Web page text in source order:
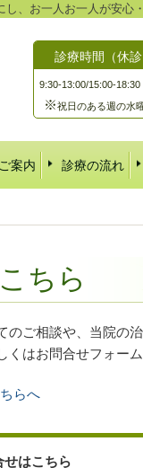
、お一人お一人が安心
診療時間（休診
9:30-13:00/15:00-
※祝日のある週の水
案内 診療の流れ
ちら
のご相談や、当院の
くはお問合せフォー
らへ
せはこちら